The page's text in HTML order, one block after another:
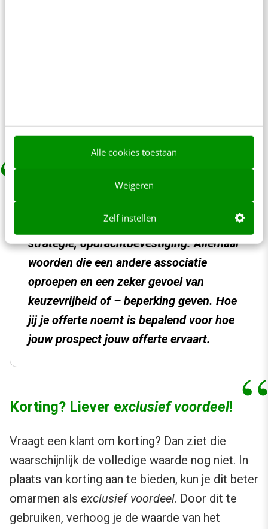
Alle cookies toestaan
Weigeren
Zelf instellen
Offerte, voorstel, onweerstaanbaar
echt nog gebruikt-, investering, plan,
strategie, opdrachtbevestiging. Allemaal
woorden die een andere associatie
oproepen en een zeker gevoel van
keuzevrijheid of – beperking geven. Hoe
jij je offerte noemt is bepalend voor hoe
jouw prospect jouw offerte ervaart.
Korting? Liever exclusief voordeel!
Vraagt een klant om korting? Dan ziet die
waarschijnlijk de volledige waarde nog niet. In
plaats van korting aan te bieden, kun je dit beter
omarmen als exclusief voordeel. Door dit te
gebruiken, verhoog je de waarde van het